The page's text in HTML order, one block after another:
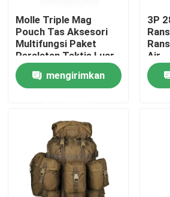
Seragam Kamuflase Militer
Armor Balistik Militer
Mantel Musim Dingin Militer
Ransel Taktis Militer
Molle Triple Mag
Pouch Tas Aksesori
Multifungsi Paket
Peralatan Taktis Luar
Ruangan
mengirimkan
3P
Air